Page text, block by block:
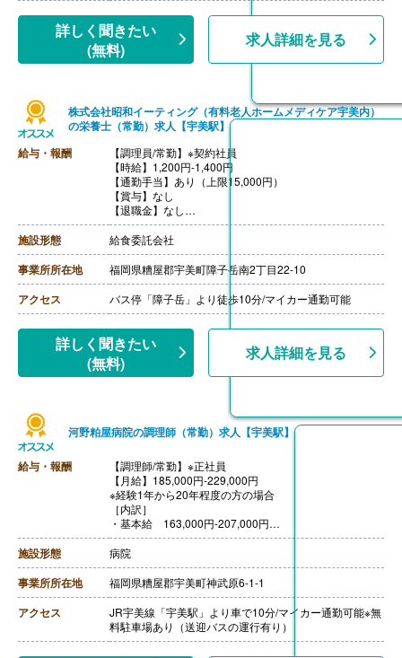
詳しく聞きたい
(無料)
求人詳細を見る
株式会社昭和イーティング（有料老人ホームメディケア宇美内）
の栄養士（常勤）求人【宇美駅】
給与・報酬
【調理員/常勤】※契約社員
【時給】1,200円-1,400円
【通勤手当】あり（上限15,000円）
【賞与】なし
【退職金】なし
【昇給】本人実績による
施設形態 給食委託会社
事業所所在地 福岡県糟屋郡宇美町障子岳南2丁目22-10
アクセス バス停「障子岳」より徒歩10分/マイカー通勤可能
詳しく聞きたい
(無料)
求人詳細を見る
河野粕屋病院の調理師（常勤）求人【宇美駅】
給与・報酬
【調理師/常勤】※正社員
【月給】185,000円-229,000円
※経験1年から20年程度の方の場合
［内訳］
・基本給 163,000円-207,000円
・勤勉手当 12,000円
・皆勤手当 4,000円
・僻地手当 6,000円
［その他手当］
・住宅手当 賃貸7,000円 持家5,500円
・家族手当 配偶者9,000円 第1子15,000円 第2子5,0
00円
【賞与】年2回（計4.00ヶ月分）※前年度実績
施設形態 病院
事業所所在地 福岡県糟屋郡宇美町神武原6-1-1
アクセス
JR宇美線「宇美駅」より車で10分/マイカー通勤可能※無
料駐車場あり（送迎バスの運行有り）